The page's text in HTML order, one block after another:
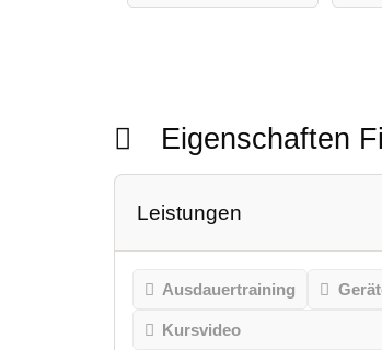
Eigenschaften
Leistungen
Ausdauertraining
Kursvideo